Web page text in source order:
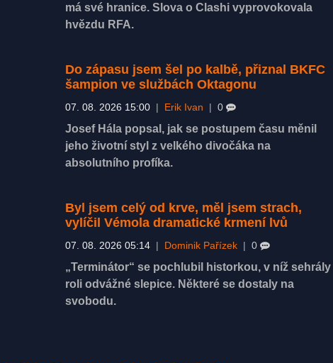
má své hranice. Slova o Clashi vyprovokovala
hvězdu RFA.
Do zápasu jsem šel po kalbě, přiznal BKFC
šampion ve službách Oktagonu
07. 08. 2026 15:00 | Erik Ivan | 0
Josef Hála popsal, jak se postupem času měnil
jeho životní styl z velkého divočáka na
absolutního profíka.
Byl jsem celý od krve, měl jsem strach,
vylíčil Vémola dramatické krmení lvů
07. 08. 2026 05:14 | Dominik Pařízek | 0
„Terminátor“ se pochlubil historkou, v níž sehrály
roli odvážné slepice. Některé se dostaly na
svobodu.